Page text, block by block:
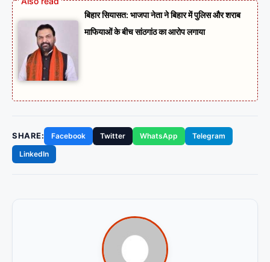
बिहार सियासत: भाजपा नेता ने बिहार में पुलिस और शराब
माफियाओं के बीच सांठगांठ का आरोप लगाया
SHARE: Facebook Twitter WhatsApp
Telegram
LinkedIn